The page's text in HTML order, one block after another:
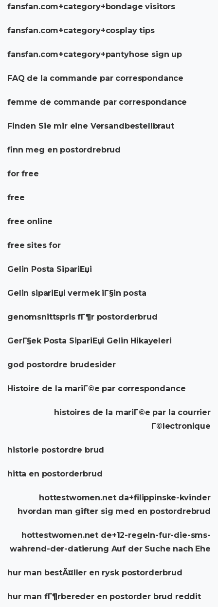
fansfan.com+category+bondage visitors
fansfan.com+category+cosplay tips
fansfan.com+category+pantyhose sign up
FAQ de la commande par correspondance
femme de commande par correspondance
Finden Sie mir eine Versandbestellbraut
finn meg en postordrebrud
for free
free
free online
free sites for
Gelin Posta SipariЕџi
Gelin sipariЕџi vermek iГ§in posta
genomsnittspris fГ¶r postorderbrud
GerГ§ek Posta SipariЕџi Gelin Hikayeleri
god postordre brudesider
Histoire de la mariГ©e par correspondance
histoires de la mariГ©e par la courrier
Г©lectronique
historie postordre brud
hitta en postorderbrud
hottestwomen.net da+filippinske-kvinder
hvordan man gifter sig med en postordrebrud
hottestwomen.net de+12-regeln-fur-die-sms-
wahrend-der-datierung Auf der Suche nach Ehe
hur man bestÃ¤ller en rysk postorderbrud
hur man fГ¶rbereder en postorder brud reddit